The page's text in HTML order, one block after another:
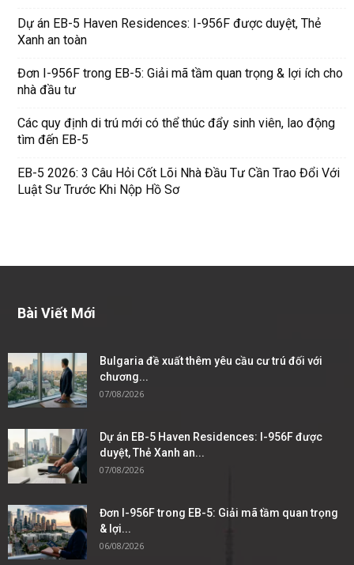
Dự án EB-5 Haven Residences: I-956F được duyệt, Thẻ
Xanh an toàn
Đơn I-956F trong EB-5: Giải mã tầm quan trọng & lợi ích cho
nhà đầu tư
Các quy định di trú mới có thể thúc đẩy sinh viên, lao động
tìm đến EB-5
EB-5 2026: 3 Câu Hỏi Cốt Lõi Nhà Đầu Tư Cần Trao Đổi Với
Luật Sư Trước Khi Nộp Hồ Sơ
Bài Viết Mới
Bulgaria đề xuất thêm yêu cầu cư trú đối với
chương...
07/08/2026
Dự án EB-5 Haven Residences: I-956F được
duyệt, Thẻ Xanh an...
07/08/2026
Đơn I-956F trong EB-5: Giải mã tầm quan trọng
& lợi...
06/08/2026